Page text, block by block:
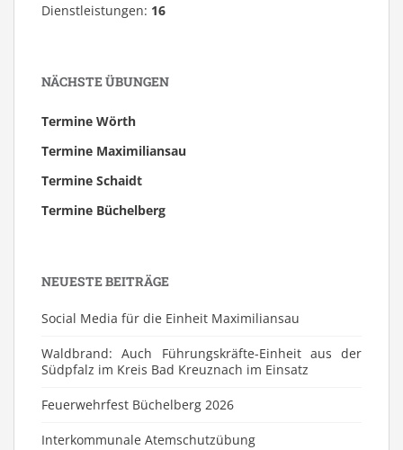
Dienstleistungen: 16
NÄCHSTE ÜBUNGEN
Termine Wörth
Termine Maximiliansau
Termine Schaidt
Termine Büchelberg
NEUESTE BEITRÄGE
Social Media für die Einheit Maximiliansau
Waldbrand: Auch Führungskräfte-Einheit aus der
Südpfalz im Kreis Bad Kreuznach im Einsatz
Feuerwehrfest Büchelberg 2026
⁠Interkommunale Atemschutzübung